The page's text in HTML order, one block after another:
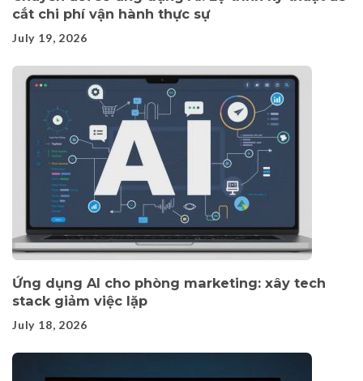
cắt chi phí vận hành thực sự
July 19, 2026
Ứng dụng AI cho phòng marketing: xây tech
stack giảm việc lặp
July 18, 2026